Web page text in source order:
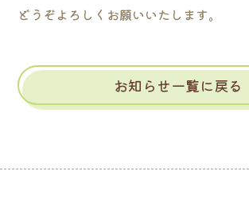
どうぞよろしくお願いいたします。
お知らせ一覧に戻る